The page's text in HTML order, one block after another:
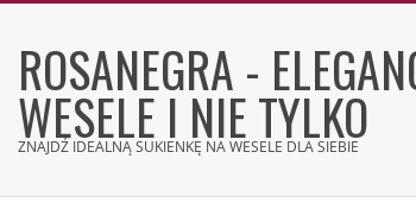
contentROSANEGRA -
WESELE I NIE TYLKO
ZNAJDŹ IDEALNĄ SUKIENKĘ NA WESELE DLA SIEBIE